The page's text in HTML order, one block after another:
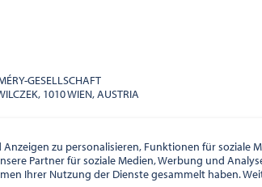
GESELLSCHAFT
1010 WIEN, AUSTRIA
zu personalisieren, Funktionen für
Partner für soziale Medien, Werbung und
Ihrer Nutzung der Dienste gesammelt haben.